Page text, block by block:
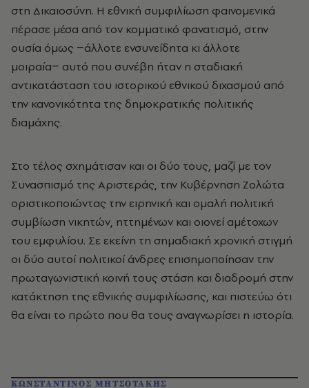
στη Δικαιοσύνη. Η εθνική συμφιλίωση φαινομενικά
πέρασε μέσα από τον κομματικό φανατισμό, στην
ουσία όμως −άλλοτε ενσυνείδητα κι άλλοτε
μοιραία− αυτό που συνέβη ήταν η σταδιακή
αντικατάσταση του ιστορικού εθνικού διχασμού από
την κανονικότητα της δημοκρατικής πολιτικής
διαμάχης.
Στο τέλος σχημάτισαν και οι δύο τους, μαζί με τον
Συνασπισμό της Αριστεράς, την Κυβέρνηση Ζολώτα
οριστικοποιώντας την ειρηνική και ομαλή πολιτική
συμβίωση νικητών, ηττημένων και οιονεί αμέτοχων
του εμφυλίου. Σε εκείνη τη σημαδιακή χρονική στιγμή
οι δύο αυτοί πολιτικοί άνδρες επισημοποίησαν την
πρωταγωνιστική κοινή τους στάση και διαδρομή στην
κατάκτηση της εθνικής συμφιλίωσης, και πιστεύω ότι
θα είναι το πρώτο που θα τους αναγνωρίσει η ιστορία.
ΚΩΝΣΤΑΝΤΙΝΟΣ ΜΗΤΣΟΤΑΚΗΣ